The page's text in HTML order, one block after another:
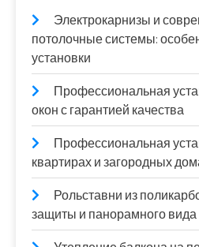
Электрокарнизы и
потолочные системы:
установки
Профессиональная
окон с гарантией качества
Профессиональная
квартирах и загородных
Рольставни из
защиты и панорамного вида